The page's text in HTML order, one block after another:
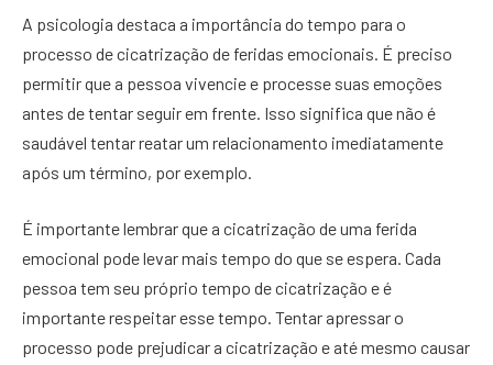
A psicologia destaca a importância do tempo para o
processo de cicatrização de feridas emocionais. É preciso
permitir que a pessoa vivencie e processe suas emoções
antes de tentar seguir em frente. Isso significa que não é
saudável tentar reatar um relacionamento imediatamente
após um término, por exemplo.
É importante lembrar que a cicatrização de uma ferida
emocional pode levar mais tempo do que se espera. Cada
pessoa tem seu próprio tempo de cicatrização e é
importante respeitar esse tempo. Tentar apressar o
processo pode prejudicar a cicatrização e até mesmo causar